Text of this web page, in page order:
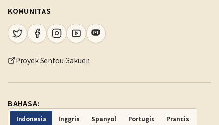
KOMUNITAS
Proyek Sentou Gakuen
BAHASA:
Indonesia Inggris Spanyol Portugis Prancis